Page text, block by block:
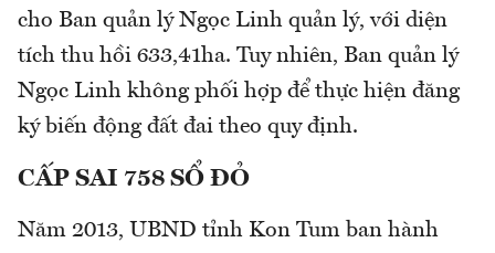
cho Ban quản lý Ngọc Linh quản lý, với diện
tích thu hồi 633,41ha. Tuy nhiên, Ban quản lý
Ngọc Linh không phối hợp để thực hiện đăng
ký biến động đất đai theo quy định.
CẤP SAI 758 SỔ ĐỎ
Năm 2013, UBND tỉnh Kon Tum ban hành